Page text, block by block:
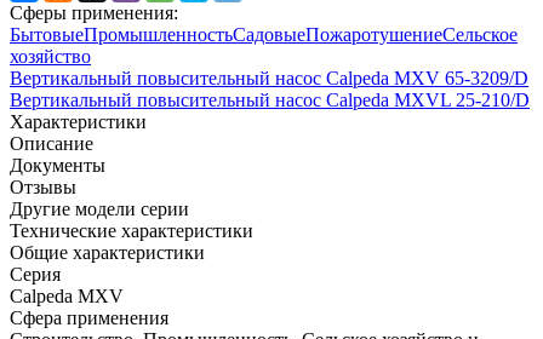
Сферы применения:
БытовыеПромышленностьСадовыеПожаротушениеСельское
хозяйство
Вертикальный повысительный насос Calpeda MXV 65-3209/D
Вертикальный повысительный насос Calpeda MXVL 25-210/D
Характеристики
Описание
Документы
Отзывы
Другие модели серии
Технические характеристики
Общие характеристики
Серия
Calpeda MXV
Сфера применения